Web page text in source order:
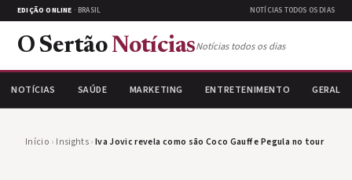
EDIÇÃO ONLINE · BRASIL NOTÍCIAS TODOS OS DIAS
O Sertão NotíciasNotícias todos os dias
NOTÍCIAS SAÚDE MARKETING ENTRETENIMENTO GERAL
Início › Insights›Iva Jovic revela como são Coco Gauff e Pegula no tour